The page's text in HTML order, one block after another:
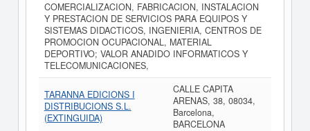
COMERCIALIZACION, FABRICACION, INSTALACION
Y PRESTACION DE SERVICIOS PARA EQUIPOS Y
SISTEMAS DIDACTICOS, INGENIERIA, CENTROS DE
PROMOCION OCUPACIONAL, MATERIAL
DEPORTIVO; VALOR ANADIDO INFORMATICOS Y
TELECOMUNICACIONES,
TARANNA EDICIONS I
DISTRIBUCIONS S.L.
(EXTINGUIDA)
CALLE CAPITA
ARENAS, 38, 08034,
Barcelona,
BARCELONA